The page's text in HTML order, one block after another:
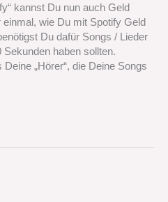
‬kannst Du nun auch Geld
‬wie Du mit Spotify Geld
Du dafür Songs‭ ‬/‭ ‬Lieder
haben sollten.‭
„‬Hörer‭“‬,‭ ‬die Deine Songs